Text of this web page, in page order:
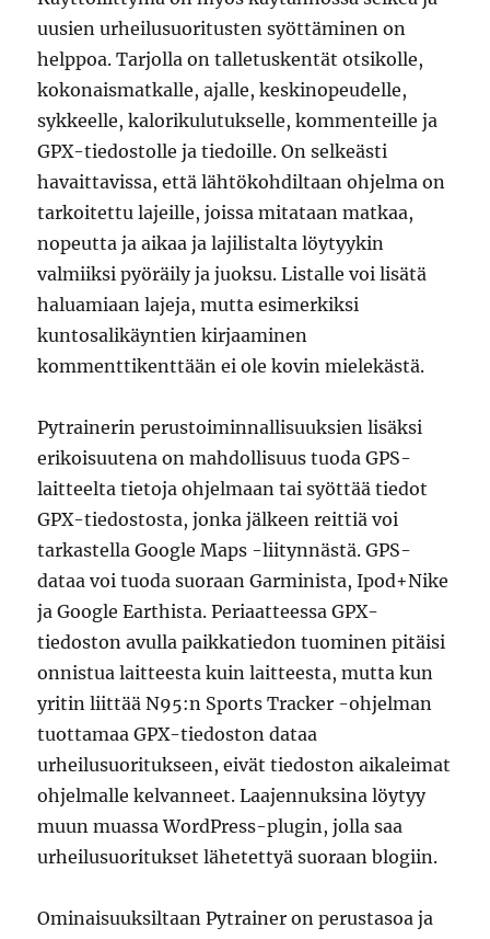
uusien urheilusuoritusten syöttäminen on
helppoa. Tarjolla on talletuskentät otsikolle,
kokonaismatkalle, ajalle, keskinopeudelle,
sykkeelle, kalorikulutukselle, kommenteille ja
GPX-tiedostolle ja tiedoille. On selkeästi
havaittavissa, että lähtökohdiltaan ohjelma on
tarkoitettu lajeille, joissa mitataan matkaa,
nopeutta ja aikaa ja lajilistalta löytyykin
valmiiksi pyöräily ja juoksu. Listalle voi lisätä
haluamiaan lajeja, mutta esimerkiksi
kuntosalikäyntien kirjaaminen
kommenttikenttään ei ole kovin mielekästä.
Pytrainerin perustoiminnallisuuksien lisäksi
erikoisuutena on mahdollisuus tuoda GPS-
laitteelta tietoja ohjelmaan tai syöttää tiedot
GPX-tiedostosta, jonka jälkeen reittiä voi
tarkastella Google Maps -liitynnästä. GPS-
dataa voi tuoda suoraan Garminista, Ipod+Nike
ja Google Earthista. Periaatteessa GPX-
tiedoston avulla paikkatiedon tuominen pitäisi
onnistua laitteesta kuin laitteesta, mutta kun
yritin liittää N95:n Sports Tracker -ohjelman
tuottamaa GPX-tiedoston dataa
urheilusuoritukseen, eivät tiedoston aikaleimat
ohjelmalle kelvanneet. Laajennuksina löytyy
muun muassa WordPress-plugin, jolla saa
urheilusuoritukset lähetettyä suoraan blogiin.
Ominaisuuksiltaan Pytrainer on perustasoa ja